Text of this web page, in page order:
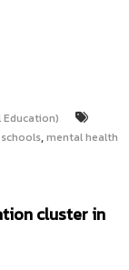
,mental health
cluster in